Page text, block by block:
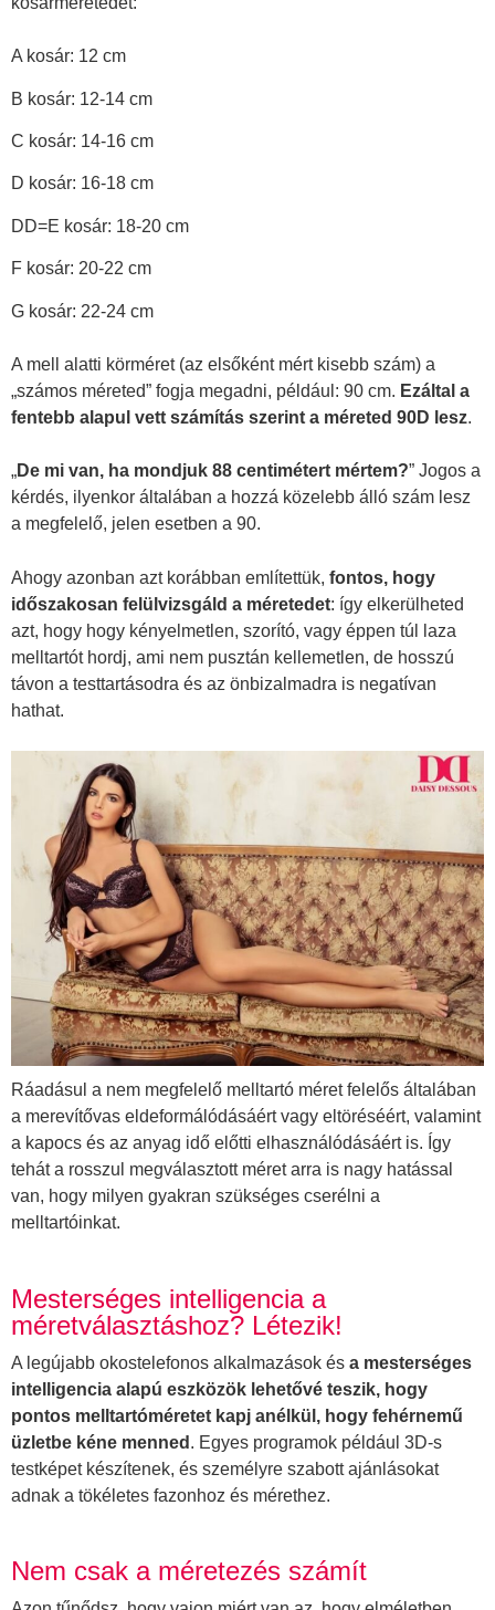
A kosár: 12 cm
B kosár: 12-14 cm
C kosár: 14-16 cm
D kosár: 16-18 cm
DD=E kosár: 18-20 cm
F kosár: 20-22 cm
G kosár: 22-24 cm
A mell alatti körméret (az elsőként mért kisebb szám) a
„számos méreted” fogja megadni, például: 90 cm. Ezáltal a
fentebb alapul vett számítás szerint a méreted 90D lesz.
„De mi van, ha mondjuk 88 centimétert mértem?” Jogos a
kérdés, ilyenkor általában a hozzá közelebb álló szám lesz
a megfelelő, jelen esetben a 90.
Ahogy azonban azt korábban említettük, fontos, hogy
időszakosan felülvizsgáld a méretedet: így elkerülheted
azt, hogy hogy kényelmetlen, szorító, vagy éppen túl laza
melltartót hordj, ami nem pusztán kellemetlen, de hosszú
távon a testtartásodra és az önbizalmadra is negatívan
hathat.
Ráadásul a nem megfelelő melltartó méret felelős általában
a merevítővas eldeformálódásáért vagy eltöréséért, valamint
a kapocs és az anyag idő előtti elhasználódásáért is. Így
tehát a rosszul megválasztott méret arra is nagy hatással
van, hogy milyen gyakran szükséges cserélni a
melltartóinkat.
Mesterséges intelligencia a
méretválasztáshoz? Létezik!
A legújabb okostelefonos alkalmazások és a mesterséges
intelligencia alapú eszközök lehetővé teszik, hogy
pontos melltartóméretet kapj anélkül, hogy fehérnemű
üzletbe kéne menned . Egyes programok például 3D-s
testképet készítenek, és személyre szabott ajánlásokat
adnak a tökéletes fazonhoz és mérethez.
Nem csak a méretezés számít